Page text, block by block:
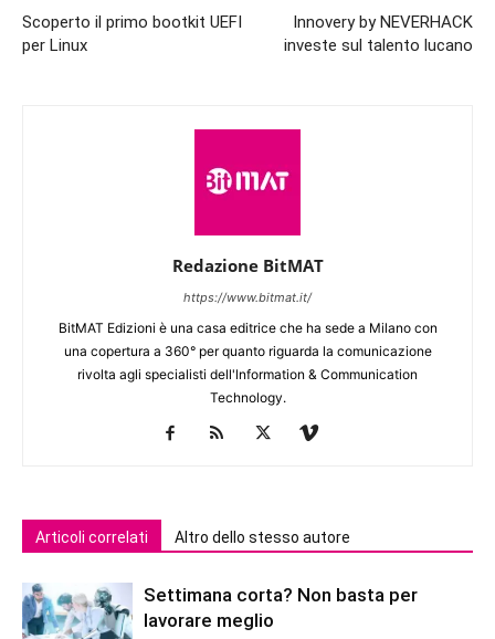
Scoperto il primo bootkit UEFI
per Linux
Innovery by NEVERHACK
investe sul talento lucano
Redazione BitMAT
https://www.bitmat.it/
BitMAT Edizioni è una casa editrice che ha sede a Milano con
una copertura a 360° per quanto riguarda la comunicazione
rivolta agli specialisti dell'lnformation & Communication
Technology.
Articoli correlati Altro dello stesso autore
Settimana corta? Non basta per
lavorare meglio